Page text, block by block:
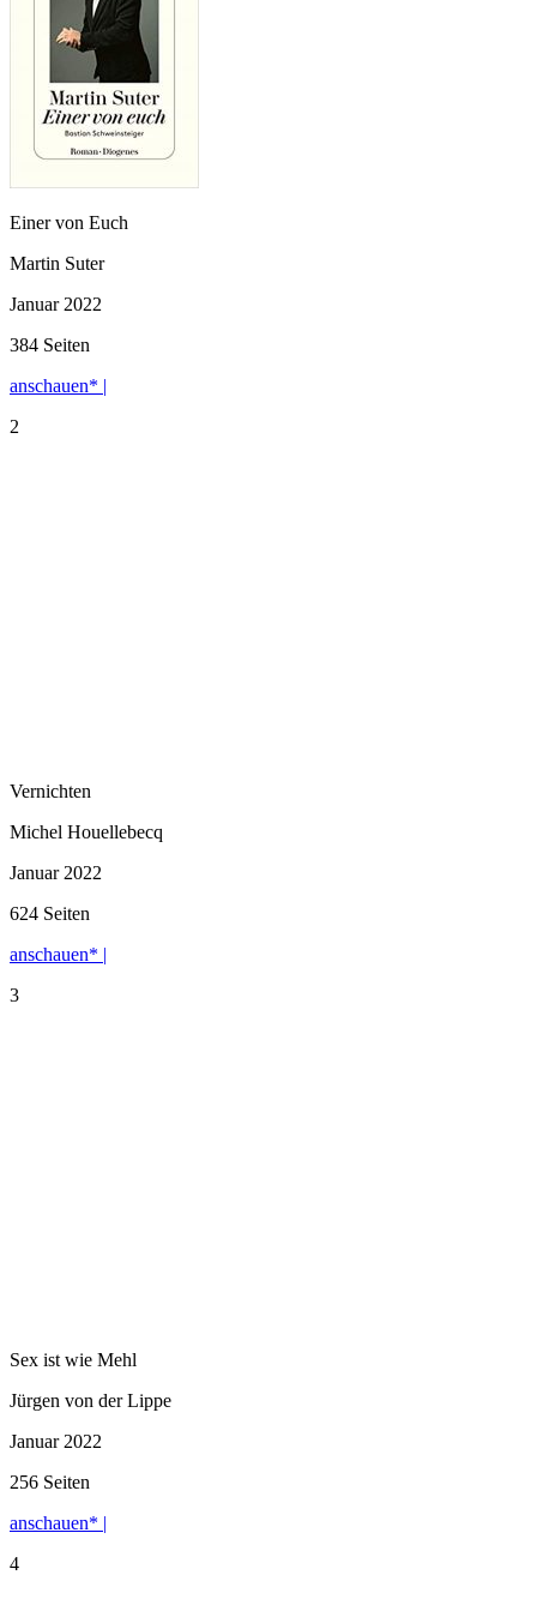
Einer von Euch
Martin Suter
Januar 2022
384 Seiten
anschauen* |
2
Vernichten
Michel Houellebecq
Januar 2022
624 Seiten
anschauen* |
3
Sex ist wie Mehl
Jürgen von der Lippe
Januar 2022
256 Seiten
anschauen* |
4